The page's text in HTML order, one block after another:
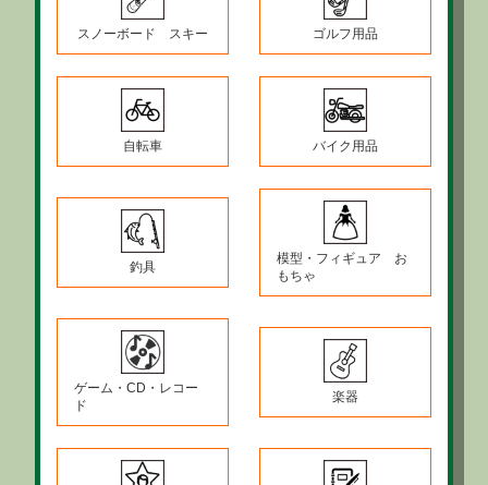
スノーボード スキー ゴルフ用品
自転車 バイク用品
釣具
模型・フィギュア お
もちゃ
ゲーム・CD・レコー
ド
楽器